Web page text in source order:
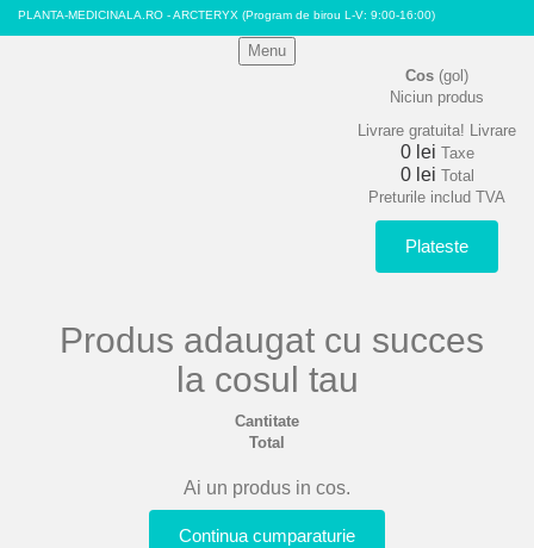
PLANTA-MEDICINALA.RO - ARCTERYX (Program de birou L-V: 9:00-16:00)
Menu
Cos (gol)
Niciun produs
Livrare gratuita! Livrare
0 lei Taxe
0 lei Total
Preturile includ TVA
Plateste
Produs adaugat cu succes
la cosul tau
Cantitate
Total
Ai un produs in cos.
Continua cumparaturie